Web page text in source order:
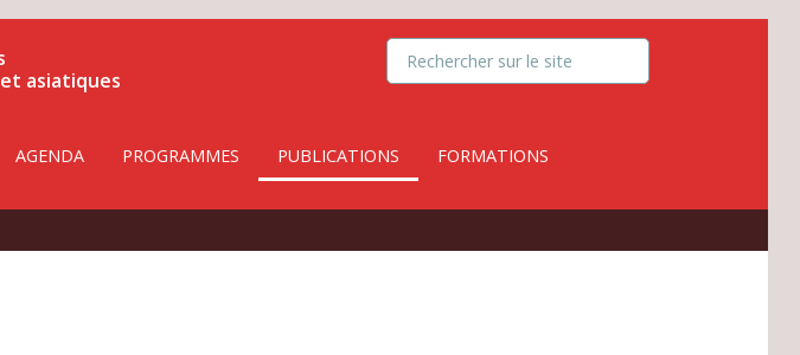
asiatiques
AGENDA PROGRAMMES PUBLICATIONS FORMATIONS